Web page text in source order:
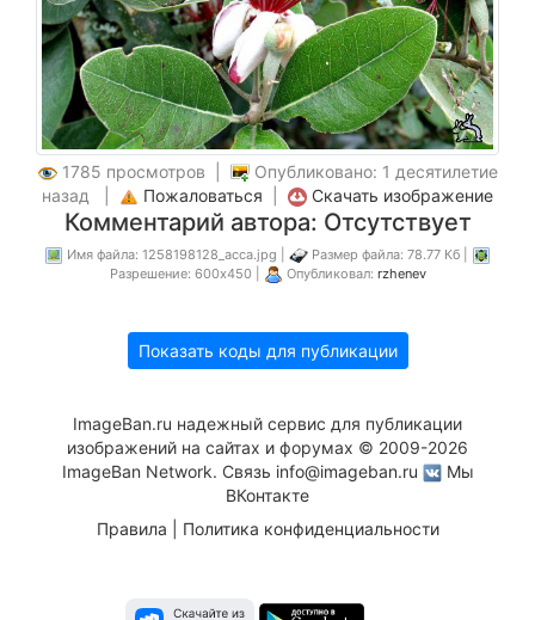
1785 просмотров |
Опубликовано: 1 десятилетие
назад |
Пожаловаться Скачать изображение
Комментарий автора: Отсутствует
Имя файла: 1258198128_acca.jpg |
Размер файла: 78.77 Кб |
Разрешение: 600x450 |
Опубликовал: rzhenev
Показать коды для публикации
ImageBan.ru надежный сервис для публикации
изображений на сайтах и форумах © 2009-2026
ImageBan Network. Связь info@imageban.ru
Мы
ВКонтакте
Правила
Политика конфиденциальности